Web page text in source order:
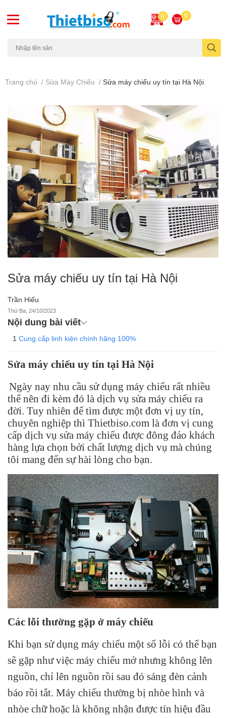
0 0
Trang chủ / Sửa Máy Chiếu / Sửa máy chiếu uy tín tại Hà Nội
Sửa máy chiếu uy tín tại Hà Nội
Trần Hiếu
Thứ Ba, 24/10/2023
Nội dung bài viết
Cung cấp linh kiện chính hãng 100%
Sửa máy chiếu uy tín tại Hà Nội
Ngày nay nhu cầu sử dụng máy chiếu rất nhiều
thế nên đi kèm đó là dịch vụ sửa máy chiếu ra
đời. Tuy nhiên để tìm được một đơn vị uy tín,
chuyên nghiệp thì Thietbiso.com là đơn vị cung
cấp dịch vụ sửa máy chiếu được đông đảo khách
hàng lựa chọn bởi chất lượng dịch vụ mà chúng
tôi mang đến sự hài lòng cho bạn.
Các lỗi thường gặp ở máy chiếu
Khi bạn sử dụng máy chiếu một số lỗi có thể bạn
sẽ gặp như việc máy chiếu mở nhưng không lên
nguồn, chỉ lên nguồn rồi sau đó sáng đèn cảnh
báo rồi tắt. Máy chiếu thường bị nhòe hình và
nhòe chữ hoặc là không nhận được tín hiệu đầu